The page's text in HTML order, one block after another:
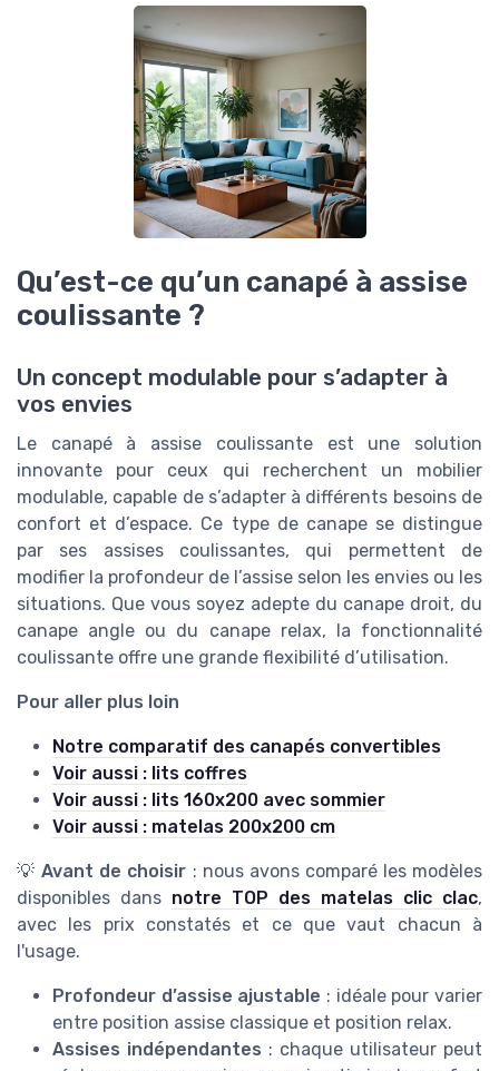
Qu’est-ce qu’un canapé à assise
coulissante ?
Un concept modulable pour s’adapter à
vos envies
Le canapé à assise coulissante est une solution
innovante pour ceux qui recherchent un mobilier
modulable, capable de s’adapter à différents besoins de
confort et d’espace. Ce type de canape se distingue
par ses assises coulissantes, qui permettent de
modifier la profondeur de l’assise selon les envies ou les
situations. Que vous soyez adepte du canape droit, du
canape angle ou du canape relax, la fonctionnalité
coulissante offre une grande flexibilité d’utilisation.
Pour aller plus loin
Notre comparatif des canapés convertibles
Voir aussi : lits coffres
Voir aussi : lits 160x200 avec sommier
Voir aussi : matelas 200x200 cm
💡Avant de choisir : nous avons comparé les modèles
disponibles dans notre TOP des matelas clic clac,
avec les prix constatés et ce que vaut chacun à
l'usage.
Profondeur d’assise ajustable : idéale pour varier
entre position assise classique et position relax.
Assises indépendantes : chaque utilisateur peut